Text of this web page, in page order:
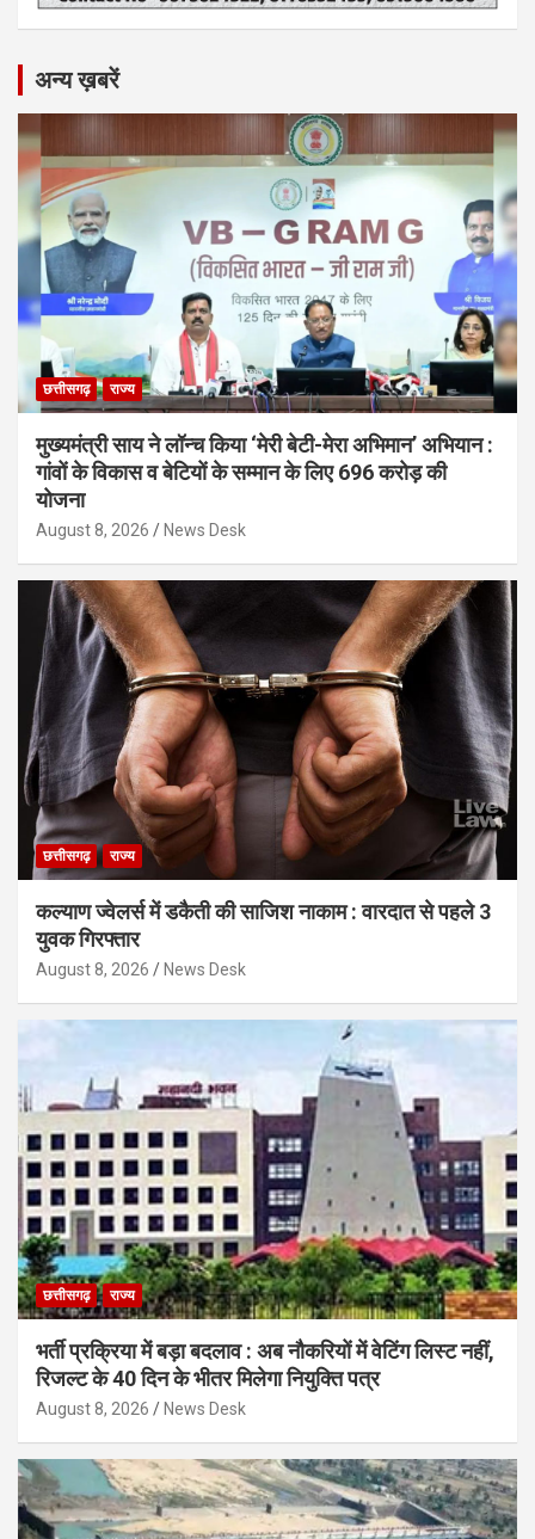
अन्य ख़बरें
छत्तीसगढ़ राज्य
मुख्यमंत्री साय ने लॉन्च किया ‘मेरी बेटी-मेरा अभिमान’ अभियान :
गांवों के विकास व बेटियों के सम्मान के लिए 696 करोड़ की
योजना
August 8, 2026 News Desk
छत्तीसगढ़ राज्य
कल्याण ज्वेलर्स में डकैती की साजिश नाकाम : वारदात से पहले 3
युवक गिरफ्तार
August 8, 2026 News Desk
छत्तीसगढ़ राज्य
भर्ती प्रक्रिया में बड़ा बदलाव : अब नौकरियों में वेटिंग लिस्ट नहीं,
रिजल्ट के 40 दिन के भीतर मिलेगा नियुक्ति पत्र
August 8, 2026 News Desk